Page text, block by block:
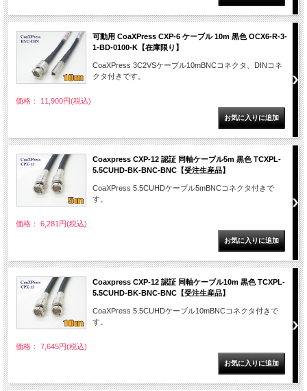
可動用 CoaXPress CXP-6 ケーブル 10m 黒色 OCX6-R-3-
1-BD-0100-K【在庫限り】
CoaXPress 3C2VSケーブル10mBNCコネクタ、DINコネ
クタ付きです。
価格： 11,900円(税込)
Coaxpress CXP-12 認証 同軸ケーブル5m 黒色 TCXPL-
5.5CUHD-BK-BNC-BNC【受注生産品】
CoaXPress 5.5CUHDケーブル5mBNCコネクタ付きで
す。
価格： 6,281円(税込)
Coaxpress CXP-12 認証 同軸ケーブル10m 黒色 TCXPL-
5.5CUHD-BK-BNC-BNC【受注生産品】
CoaXPress 5.5CUHDケーブル10mBNCコネクタ付きで
す。
価格： 7,645円(税込)